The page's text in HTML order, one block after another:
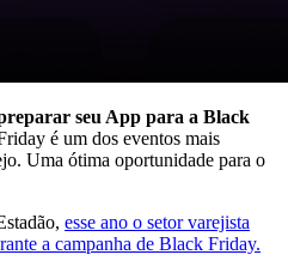
seu App para a Black
é um dos eventos mais
Uma ótima oportunidade para o
esse ano o setor varejista
a campanha de Black Friday.